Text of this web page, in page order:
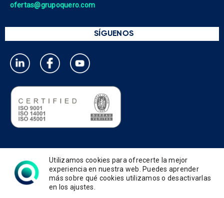
ofertas@grupoquero.com
SÍGUENOS
Política de privacidad
Política de cookies
Política de gestión integrada
Términos de uso y condiciones
Utilizamos cookies para ofrecerte la mejor
experiencia en nuestra web. Puedes aprender
más sobre qué cookies utilizamos o desactivarlas
en los ajustes.